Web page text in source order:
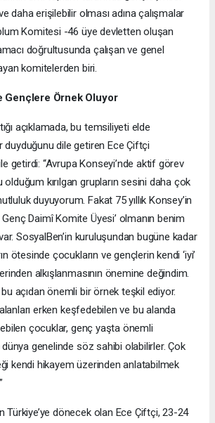
daha erişilebilir olması adına çalışmalar
Komitesi -46 üye devletten oluşan
doğrultusunda çalışan ve genel
komitelerden biri.
Gençlere Örnek Oluyor
açıklamada, bu temsiliyeti elde
duyduğunu dile getiren Ece Çiftçi
getirdi: “Avrupa Konseyi’nde aktif görev
kırılgan grupların sesini daha çok
duyuyorum. Fakat 75 yıllık Konsey’in
Daimî Komite Üyesi’ olmanın benim
SosyalBen’in kuruluşundan bugüne kadar
ötesinde çocukların ve gençlerin kendi ‘iyi’
alkışlanmasının önemine değindim.
açıdan önemli bir örnek teşkil ediyor.
erken keşfedebilen ve bu alanda
çocuklar, genç yaşta önemli
genelinde söz sahibi olabilirler. Çok
kendi hikayem üzerinden anlatabilmek
Türkiye’ye dönecek olan Ece Çiftçi, 23-24